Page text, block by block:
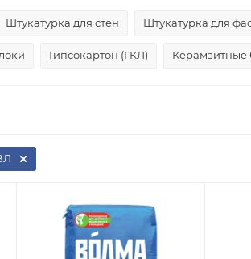
Штукатурка для стен Штукатурка для
Гипсокартон (ГКЛ) Керамзитные